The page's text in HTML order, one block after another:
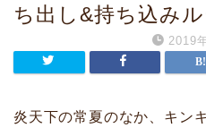
ち出し&持ち込み
2019
炎天下の常夏のなか、キン